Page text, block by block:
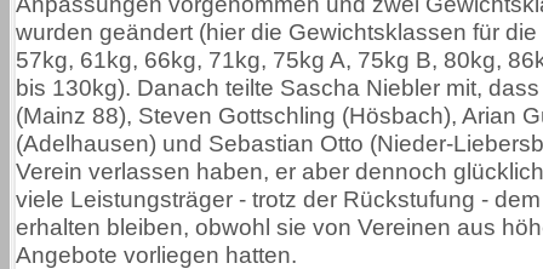
wurden geändert (hier die Gewichtsklassen für
57kg, 61kg, 66kg, 71kg, 75kg A, 75kg B, 80kg,
bis 130kg). Danach teilte Sascha Niebler mit,
(Mainz 88), Steven Gottschling (Hösbach), Arian
(Adelhausen) und Sebastian Otto (Nieder-
Verein verlassen haben, er aber dennoch
viele Leistungsträger - trotz der Rückstufung -
erhalten bleiben, obwohl sie von Vereinen aus
Angebote vorliegen hatten.